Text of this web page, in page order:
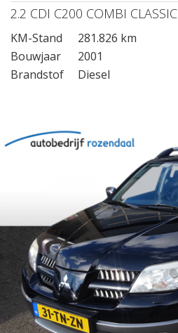
2.2 CDI C200 COMBI CLASSIC
KM-Stand
281.826 km
Bouwjaar
2001
Brandstof
Diesel